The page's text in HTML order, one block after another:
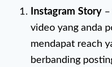
Instagram Story –
video yang anda
mendapat reach
berbanding